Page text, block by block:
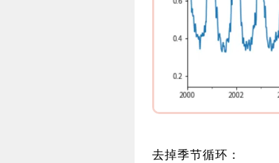
去掉季节循环：